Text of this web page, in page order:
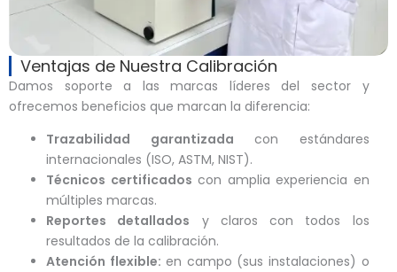
Ventajas de Nuestra Calibración
Damos soporte a las marcas líderes del sector y
ofrecemos beneficios que marcan la diferencia:
Trazabilidad garantizada con estándares
internacionales (ISO, ASTM, NIST).
Técnicos certificados con amplia experiencia en
múltiples marcas.
Reportes detallados y claros con todos los
resultados de la calibración.
Atención flexible: en campo (sus instalaciones) o